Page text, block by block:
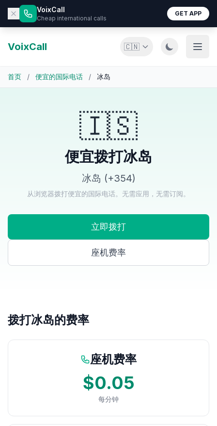
VoixCall
Cheap international calls
GET APP
VoixCall 🇨🇳
首页 / 便宜的国际电话 / 冰岛
🇮🇸
便宜拨打冰岛
冰岛 (+354)
从浏览器拨打便宜的国际电话。无需应用，无需订阅。
立即拨打
座机费率
拨打冰岛的费率
座机费率
$0.05
每分钟